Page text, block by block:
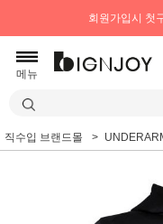
회원가입시 첫
메뉴
직수입 브랜드몰